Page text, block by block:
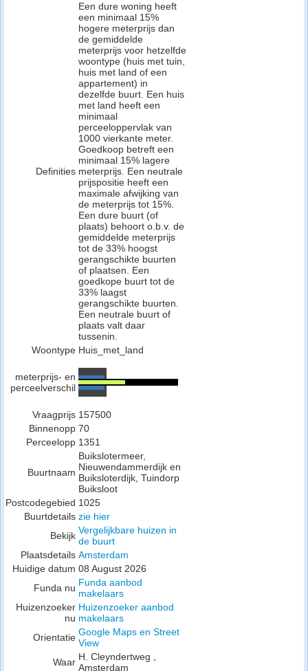
Definities
Een dure woning heeft
een minimaal 15%
hogere meterprijs dan
de gemiddelde
meterprijs voor hetzelfde
woontype (huis met tuin,
huis met land of een
appartement) in
dezelfde buurt. Een huis
met land heeft een
minimaal
perceeloppervlak van
1000 vierkante meter.
Goedkoop betreft een
minimaal 15% lagere
meterprijs. Een neutrale
prijspositie heeft een
maximale afwijking van
de meterprijs tot 15%.
Een dure buurt (of
plaats) behoort o.b.v. de
gemiddelde meterprijs
tot de 33% hoogst
gerangschikte buurten
of plaatsen. Een
goedkope buurt tot de
33% laagst
gerangschikte buurten.
Een neutrale buurt of
plaats valt daar
tussenin.
Woontype Huis_met_land
meterprijs- en
perceelverschil
Vraagprijs 157500
Binnenopp 70
Perceelopp 1351
Buurtnaam
Buikslotermeer,
Nieuwendammerdijk en
Buiksloterdijk, Tuindorp
Buiksloot
Postcodegebied 1025
Buurtdetails zie hier
Bekijk Vergelijkbare huizen in
de buurt
Plaatsdetails Amsterdam
Huidige datum 08 August 2026
Funda nu Funda aanbod
makelaars
Huizenzoeker
nu
Huizenzoeker aanbod
makelaars
Orientatie Google Maps en Street
View
Waar H. Cleyndertweg ,
Amsterdam